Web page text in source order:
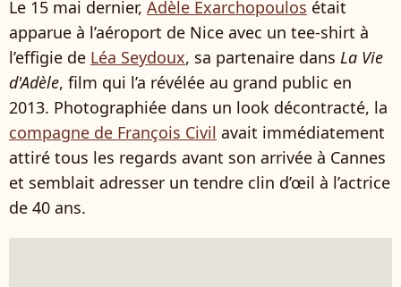
Le 15 mai dernier, Adèle Exarchopoulos était
apparue à l’aéroport de Nice avec un tee-shirt à
l’effigie de Léa Seydoux, sa partenaire dans La Vie
d'Adèle, film qui l’a révélée au grand public en
2013. Photographiée dans un look décontracté, la
compagne de François Civil avait immédiatement
attiré tous les regards avant son arrivée à Cannes
et semblait adresser un tendre clin d’œil à l’actrice
de 40 ans.